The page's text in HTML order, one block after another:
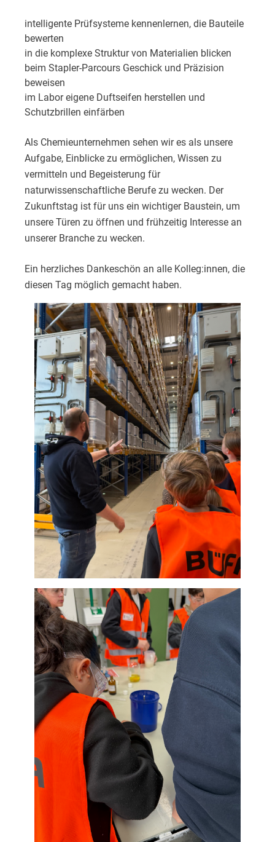
intelligente Prüfsysteme kennenlernen, die Bauteile
bewerten
in die komplexe Struktur von Materialien blicken
beim Stapler-Parcours Geschick und Präzision
beweisen
im Labor eigene Duftseifen herstellen und
Schutzbrillen einfärben
Als Chemieunternehmen sehen wir es als unsere
Aufgabe, Einblicke zu ermöglichen, Wissen zu
vermitteln und Begeisterung für
naturwissenschaftliche Berufe zu wecken. Der
Zukunftstag ist für uns ein wichtiger Baustein, um
unsere Türen zu öffnen und frühzeitig Interesse an
unserer Branche zu wecken.
Ein herzliches Dankeschön an alle Kolleg:innen, die
diesen Tag möglich gemacht haben.